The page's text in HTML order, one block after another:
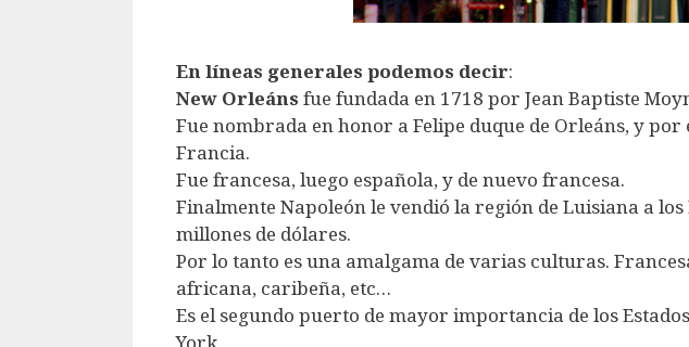
En líneas generales podemos decir:
New Orleáns fue fundada en 1718 por Jean Baptiste
Fue nombrada en honor a Felipe duque de Orleáns, y por
Francia.
Fue francesa, luego española, y de nuevo francesa.
Finalmente Napoleón le vendió la región de Luisiana a los
millones de dólares.
Por lo tanto es una amalgama de varias culturas.
africana, caribeña, etc…
Es el segundo puerto de mayor importancia de los
York.